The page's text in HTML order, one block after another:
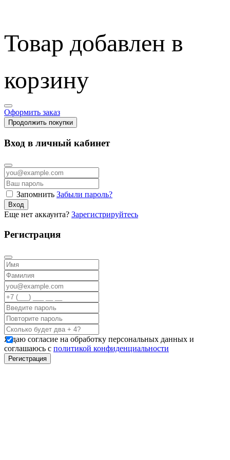
Товар добавлен в
корзину
Оформить заказ
Продолжить покупки
Вход в личный кабинет
Запомнить Забыли пароль?
Вход
Еще нет аккаунта? Зарегистрируйтесь
Регистрация
Я даю согласие на обработку персональных данных и
соглашаюсь с политикой конфиденциальности
Регистрация